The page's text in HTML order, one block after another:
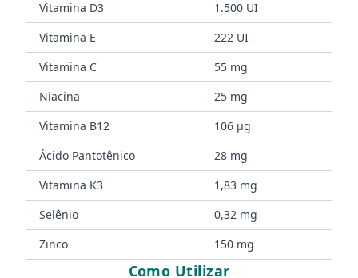
Vitamina D3
1.500 UI
Vitamina E
222 UI
Vitamina C
55 mg
Niacina
25 mg
Vitamina B12
106 μg
Ácido Pantotênico
28 mg
Vitamina K3
1,83 mg
Selênio
0,32 mg
Zinco
150 mg
Como Utilizar